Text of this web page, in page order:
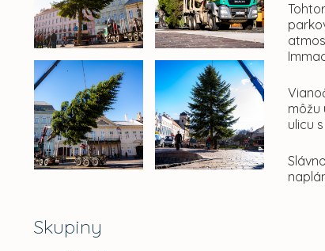
Skupiny
môžu
ulicu